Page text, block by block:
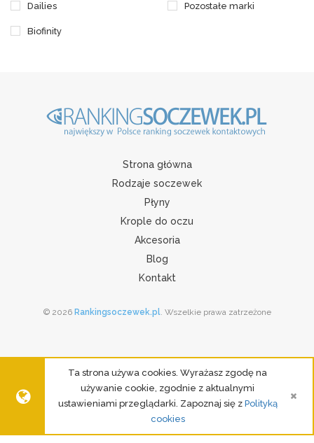
Dailies
Biofinity
Pozostałe marki
Strona główna
Rodzaje soczewek
Płyny
Krople do oczu
Akcesoria
Blog
Kontakt
© 2026 Rankingsoczewek.pl. Wszelkie prawa zatrzeżone
Ta strona używa cookies. Wyrażasz zgodę na
używanie cookie, zgodnie z aktualnymi
ustawieniami przeglądarki. Zapoznaj się z Polityką
cookies